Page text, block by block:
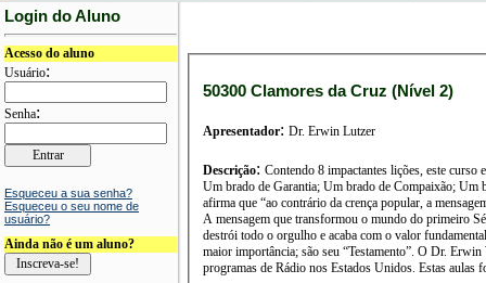
Login do Aluno
Acesso do aluno
Usuário:
Senha:
Esqueceu a sua senha?
Esqueceu o seu nome de
usuário?
Ainda não é um aluno?
50300 Clamores da Cruz (Nível 2)
Apresentador: Dr. Erwin Lutzer
Descrição: Contendo 8 impactantes lições, este curso
Um brado de Garantia; Um brado de Compaixão; Um
afirma que “ao contrário da crença popular, a
A mensagem que transformou o mundo do primeiro
destrói todo o orgulho e acaba com o valor
maior importância; são seu “Testamento”. O Dr.
programas de Rádio nos Estados Unidos. Estas